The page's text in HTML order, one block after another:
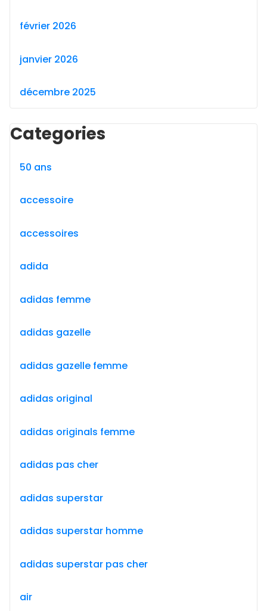
février 2026
janvier 2026
décembre 2025
Categories
50 ans
accessoire
accessoires
adida
adidas femme
adidas gazelle
adidas gazelle femme
adidas original
adidas originals femme
adidas pas cher
adidas superstar
adidas superstar homme
adidas superstar pas cher
air